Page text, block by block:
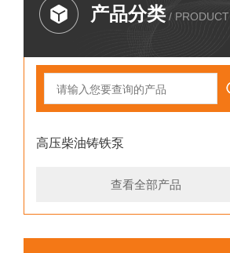
产品分类 / PRODUCT
高压柴油铸铁泵
查看全部产品